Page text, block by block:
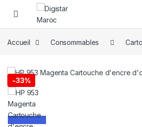
Skip to navigation
Skip to content
Accueil Consommables
-33%